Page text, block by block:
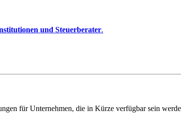
und Steuerberater.
für Unternehmen, die in Kürze verfügbar sein